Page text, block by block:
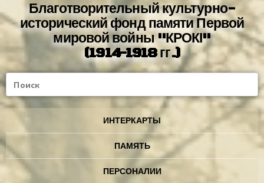
Благотворительный культурно-
исторический фонд памяти Первой
мировой войны "КРОКІ"
(1914-1918 гг.)
ИНТЕРКАРТЫ
ПАМЯТЬ
ПЕРСОНАЛИИ